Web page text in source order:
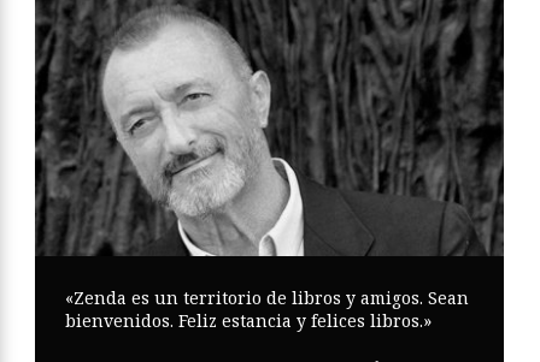
«Zenda es un territorio de libros y amigos. Sean
bienvenidos. Feliz estancia y felices libros.»